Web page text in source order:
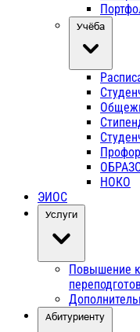
Учёба
НОКО
ЭИОС
Услуги
Повышение
Абитуриенту